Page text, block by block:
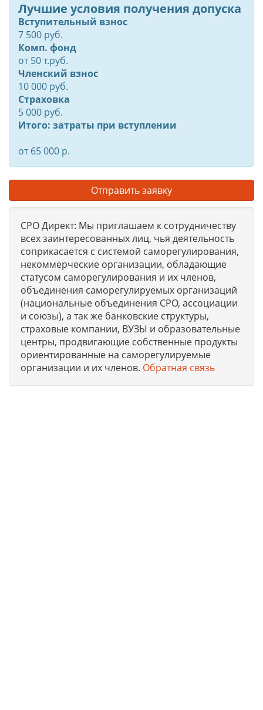
Лучшие условия получения допуска
Вступительный взнос
7 500 руб.
Комп. фонд
от50т.руб.
Членский взнос
10 000 руб.
Страховка
5 000 руб.
Итого: затраты при вступлении
от 65 000 р.
Отправить заявку
СРО Директ: Мы приглашаем к сотрудничеству
всех заинтересованных лиц, чья деятельность
соприкасается с системой саморегулирования,
некоммерческие организации, обладающие
статусом саморегулирования и их членов,
объединения саморегулируемых организаций
(национальные объединения СРО, ассоциации
и союзы), а так же банковские структуры,
страховые компании, ВУЗЫ и образовательные
центры, продвигающие собственные продукты
ориентированные на саморегулируемые
организации и их членов. Обратная связь